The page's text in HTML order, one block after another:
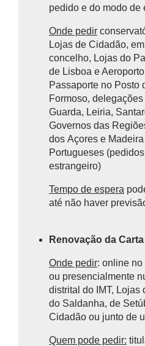
pedido e do modo de
Onde pedir
Lojas de Cidadão,
concelho, Lojas do
de Lisboa e
Passaporte no Posto
Formoso,
Guarda, Leiria,
Governos das
dos Açores e
Portugueses
estrangeiro)
Tempo de espera
até não haver
Renovação da
Onde pedir: online no
ou presencialmente
distrital do IMT, Lojas
do Saldanha, de
Cidadão ou junto de
Quem pode pedir: